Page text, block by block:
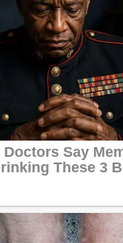
Covid-19: 755 de
cazuri noi în
România
Răcitor de apă
CW5000 pentru